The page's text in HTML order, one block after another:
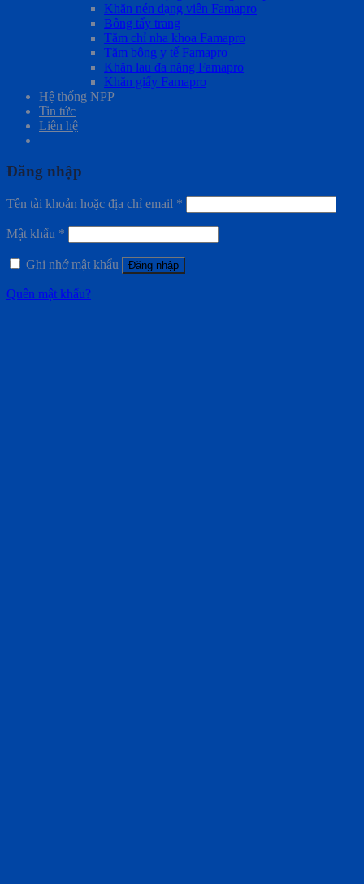
Khăn nén dạng viên Famapro
Bông tẩy trang
Tăm chỉ nha khoa Famapro
Tăm bông y tế Famapro
Khăn lau đa năng Famapro
Khăn giấy Famapro
Hệ thống NPP
Tin tức
Liên hệ
Đăng nhập
Tên tài khoản hoặc địa chỉ email *
Mật khẩu *
Ghi nhớ mật khẩu Đăng nhập
Quên mật khẩu?